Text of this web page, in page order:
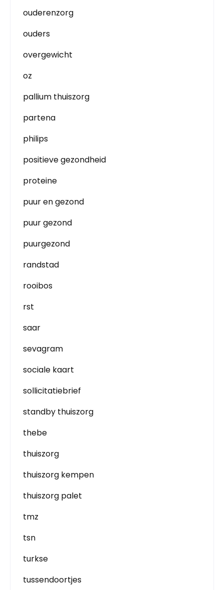
ouderenzorg
ouders
overgewicht
oz
pallium thuiszorg
partena
philips
positieve gezondheid
proteine
puur en gezond
puur gezond
puurgezond
randstad
rooibos
rst
saar
sevagram
sociale kaart
sollicitatiebrief
standby thuiszorg
thebe
thuiszorg
thuiszorg kempen
thuiszorg palet
tmz
tsn
turkse
tussendoortjes